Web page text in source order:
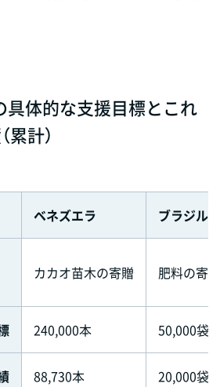
体的な支援目標とこれ
計）
ベネズエラ ブラジル
カカオ苗木の寄贈 肥料の寄贈
240,000本 50,000袋
88,730本 20,000袋